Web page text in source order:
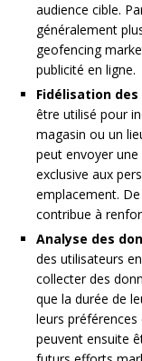
audience cible.
généralement
geofencing
publicité en ligne.
Fidélisation
être utilisé pour
magasin ou un
peut envoyer
exclusive aux
emplacement.
contribue à
Analyse des
des utilisateurs
collecter des
que la durée de
leurs préférences
peuvent ensuite